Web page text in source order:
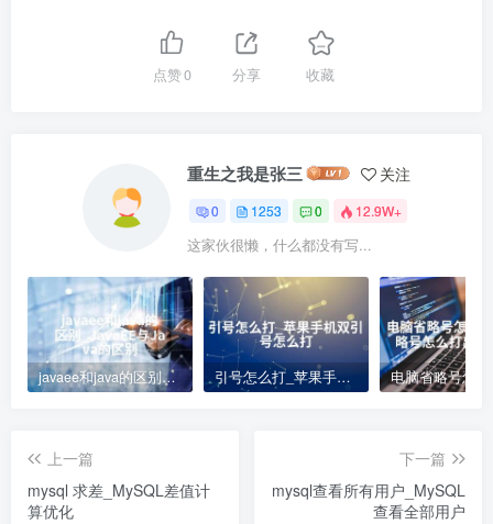
点赞0 分享 收藏
重生之我是张三 关注
0 1253 0 12.9W+
这家伙很懒，什么都没有写...
javaee和java的区别_JavaEE与Java的区别 引号怎么打_苹果手机双引号怎么打
上一篇
mysql 求差_MySQL差值计
算优化
下一篇
mysql查看所有用户_MySQL
查看全部用户